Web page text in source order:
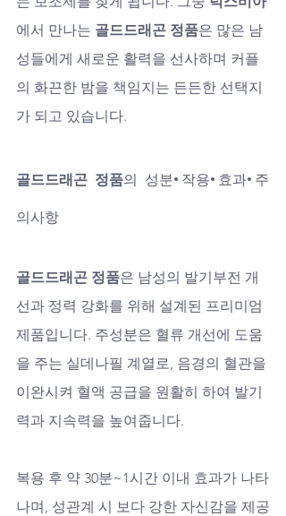
에서 만나는 골드드래곤 정품은 많은 남
성들에게 새로운 활력을 선사하며 커플
의 화끈한 밤을 책임지는 든든한 선택지
가 되고 있습니다.
골드드래곤 정품의 성분·작용·효과·주
의사항
골드드래곤 정품은 남성의 발기부전 개
선과 정력 강화를 위해 설계된 프리미엄
제품입니다. 주성분은 혈류 개선에 도움
을 주는 실데나필 계열로, 음경의 혈관을
이완시켜 혈액 공급을 원활히 하여 발기
력과 지속력을 높여줍니다.
복용 후 약 30분~1시간 이내 효과가 나타
나며, 성관계 시 보다 강한 자신감을 제공